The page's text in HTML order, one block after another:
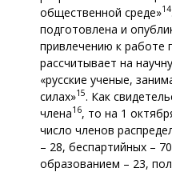
общественной среде»14
подготовлена и
привлечению к работе
рассчитывает на
«русские ученые,
силах»15. Как
члена16, то на 1
число членов
– 28, беспартийных –
образованием – 23,